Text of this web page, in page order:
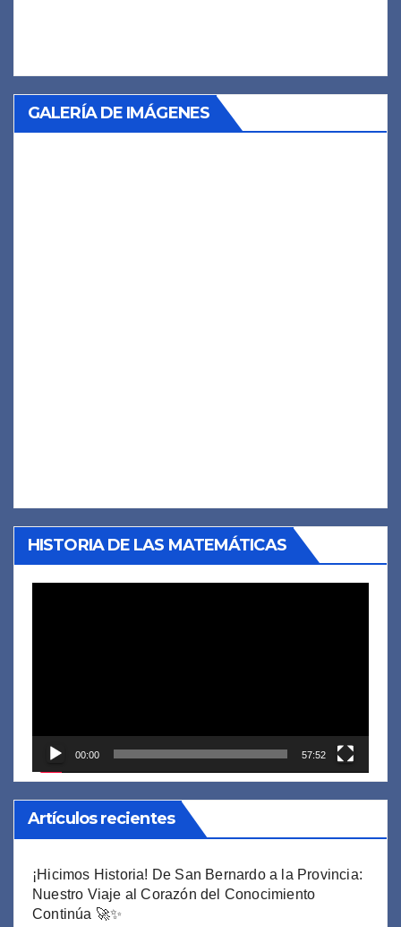
GALERÍA DE IMÁGENES
HISTORIA DE LAS MATEMÁTICAS
00:00 57:52
Artículos recientes
¡Hicimos Historia! De San Bernardo a la Provincia:
Nuestro Viaje al Corazón del Conocimiento
Continúa 🚀✨